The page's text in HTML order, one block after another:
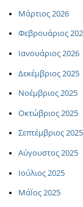
Μάρτιος 2026
Φεβρουάριος
Ιανουάριος 2026
Δεκέμβριος 2025
Νοέμβριος 2025
Οκτώβριος 2025
Σεπτέμβριος 2025
Αύγουστος 2025
Ιούλιος 2025
ΜάΪος 2025